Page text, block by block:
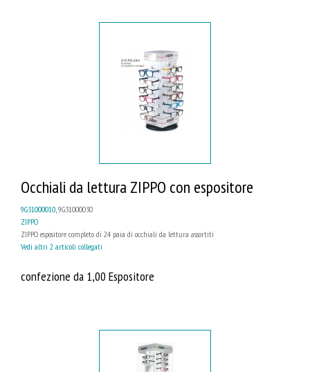
Occhiali da lettura ZIPPO con espositore
9G31000010 , 9G31000030
ZIPPO
ZIPPO espositore completo di 24 paia di occhiali da lettura assortiti
Vedi altri 2 articoli collegati
confezione da 1,00 Espositore